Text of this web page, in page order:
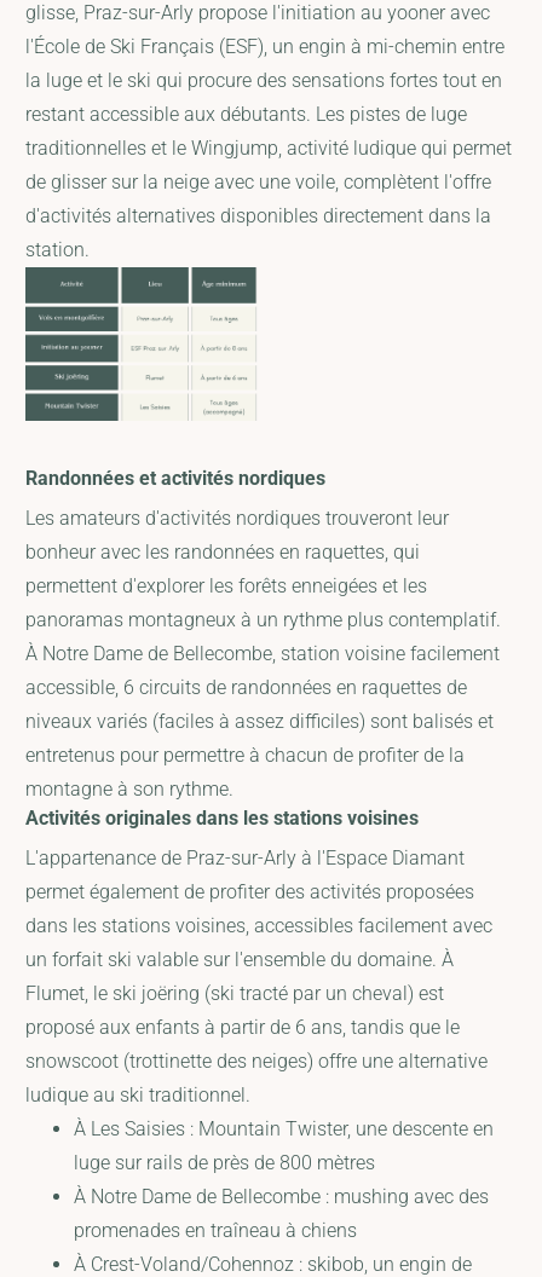
glisse, Praz-sur-Arly propose l'initiation au yooner avec
l'École de Ski Français (ESF), un engin à mi-chemin entre
la luge et le ski qui procure des sensations fortes tout en
restant accessible aux débutants. Les pistes de luge
traditionnelles et le Wingjump, activité ludique qui permet
de glisser sur la neige avec une voile, complètent l'offre
d'activités alternatives disponibles directement dans la
station.
Randonnées et activités nordiques
Les amateurs d'activités nordiques trouveront leur
bonheur avec les randonnées en raquettes, qui
permettent d'explorer les forêts enneigées et les
panoramas montagneux à un rythme plus contemplatif.
À Notre Dame de Bellecombe, station voisine facilement
accessible, 6 circuits de randonnées en raquettes de
niveaux variés (faciles à assez difficiles) sont balisés et
entretenus pour permettre à chacun de profiter de la
montagne à son rythme.
Activités originales dans les stations voisines
L'appartenance de Praz-sur-Arly à l'Espace Diamant
permet également de profiter des activités proposées
dans les stations voisines, accessibles facilement avec
un forfait ski valable sur l'ensemble du domaine. À
Flumet, le ski joëring (ski tracté par un cheval) est
proposé aux enfants à partir de 6 ans, tandis que le
snowscoot (trottinette des neiges) offre une alternative
ludique au ski traditionnel.
À Les Saisies : Mountain Twister, une descente en
luge sur rails de près de 800 mètres
À Notre Dame de Bellecombe : mushing avec des
promenades en traîneau à chiens
À Crest-Voland/Cohennoz : skibob, un engin de